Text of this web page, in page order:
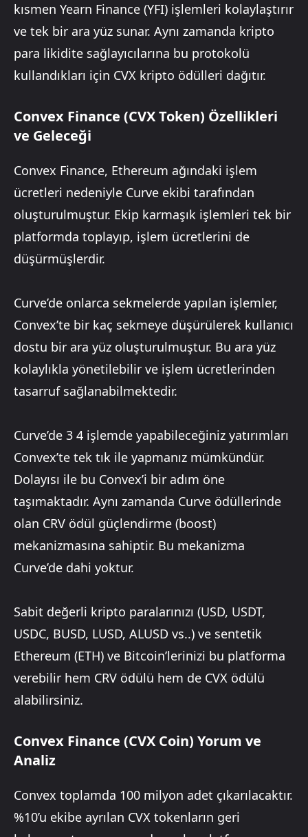
kısmen Yearn Finance (YFI) işlemleri kolaylaştırır
ve tek bir ara yüz sunar. Aynı zamanda kripto
para likidite sağlayıcılarına bu protokolü
kullandıkları için CVX kripto ödülleri dağıtır.
Convex Finance (CVX Token) Özellikleri
ve Geleceği
Convex Finance, Ethereum ağındaki işlem
ücretleri nedeniyle Curve ekibi tarafından
oluşturulmuştur. Ekip karmaşık işlemleri tek bir
platformda toplayıp, işlem ücretlerini de
düşürmüşlerdir.
Curve’de onlarca sekmelerde yapılan işlemler,
Convex’te bir kaç sekmeye düşürülerek kullanıcı
dostu bir ara yüz oluşturulmuştur. Bu ara yüz
kolaylıkla yönetilebilir ve işlem ücretlerinden
tasarruf sağlanabilmektedir.
Curve’de 3 4 işlemde yapabileceğiniz yatırımları
Convex’te tek tık ile yapmanız mümkündür.
Dolayısı ile bu Convex’i bir adım öne
taşımaktadır. Aynı zamanda Curve ödüllerinde
olan CRV ödül güçlendirme (boost)
mekanizmasına sahiptir. Bu mekanizma
Curve’de dahi yoktur.
Sabit değerli kripto paralarınızı (USD, USDT,
USDC, BUSD, LUSD, ALUSD vs..) ve sentetik
Ethereum (ETH) ve Bitcoin’lerinizi bu platforma
verebilir hem CRV ödülü hem de CVX ödülü
alabilirsiniz.
Convex Finance (CVX Coin) Yorum ve
Analiz
Convex toplamda 100 milyon adet çıkarılacaktır.
%10’u ekibe ayrılan CVX tokenların geri